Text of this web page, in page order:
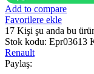
Add to compare
Favorilere ekle
17 Kişi şu anda bu
Stok kodu: Epr03613
Renault
Paylaş: